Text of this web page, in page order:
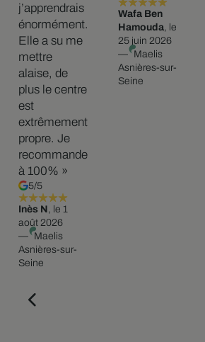
j’apprendrais
énormément.
Elle a su me
mettre
alaise, de
plus le centre
est
extrêmement
propre. Je
recommande
à 100% »
5/5
Inès N , le 1
août 2026
— Maelis
Asnières-sur-
Seine
Wafa Ben
Hamouda, le
25 juin 2026
— Maelis
Asnières-sur-
Seine